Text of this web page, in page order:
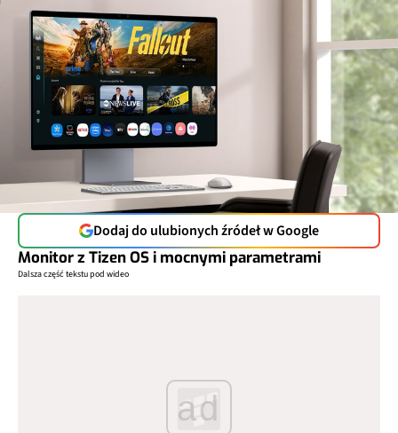
Dodaj do ulubionych źródeł w Google
Monitor z Tizen OS i mocnymi parametrami
Dalsza część tekstu pod wideo
ad